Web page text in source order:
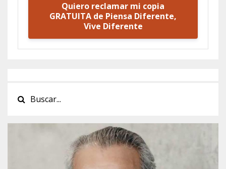
Quiero reclamar mi copia
GRATUITA de Piensa Diferente,
Vive Diferente